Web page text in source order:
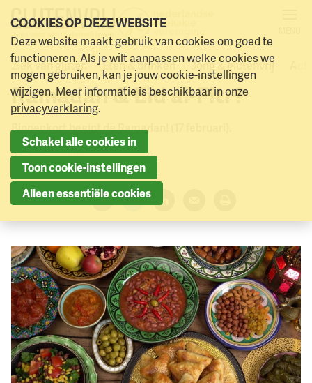
Naar menu Naar hoofdinhoud
Ziek van gluten Eten & drinken Jong & glutenvrij
Oproep: heb jij een lekker
glutenvrij recept voor
Ramadan & Eid al-Fitr?
Binnenkort begint de Ramadan! (17 februari).
3 februari 2026
Deel dit artikel:
Facebook
TwitterLinkedInVerzenden
Printen
COOKIES OP DEZE WEBSITE
Deze website maakt gebruik van cookies om goed te
functioneren. Als je wilt aanpassen welke cookies we
mogen gebruiken, kan je jouw cookie-instellingen
wijzigen. Meer informatie is beschikbaar in onze
privacyverklaring.
Schakel alle cookies in
Toon cookie-instellingen
Alleen essentiële cookies